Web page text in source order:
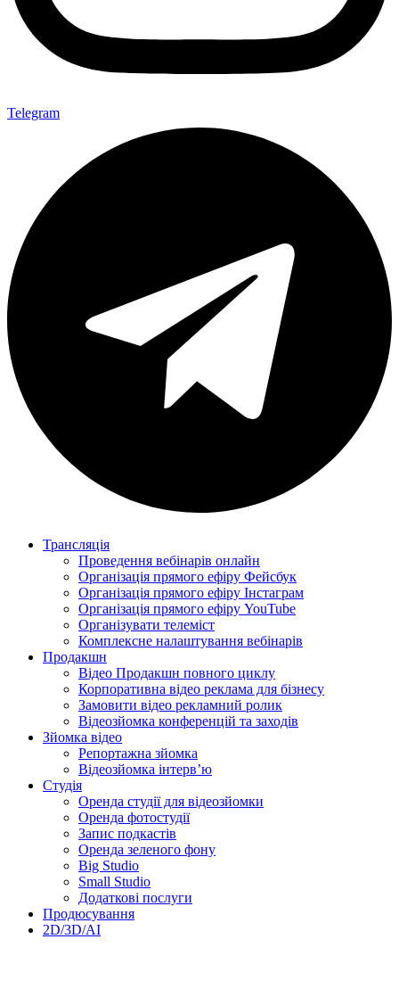
Telegram
Трансляція
Проведення вебінарів онлайн
Організація прямого ефіру Фейсбук
Організація прямого ефіру Інстаграм
Організація прямого ефіру YouTube
Організувати телеміст
Комплексне налаштування вебінарів
Продакшн
Відео Продакшн повного циклу
Корпоративна відео реклама для бізнесу
Замовити відео рекламний ролик
Відеозйомка конференцій та заходів
Зйомка відео
Репортажна зйомка
Відеозйомка інтерв’ю
Студія
Оренда студії для відеозйомки
Оренда фотостудії
Запис подкастів
Оренда зеленого фону
Big Studio
Small Studio
Додаткові послуги
Продюсування
2D/3D/AI